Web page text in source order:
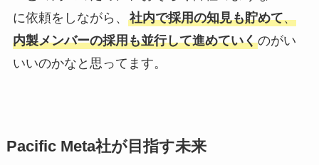
に依頼をしながら、 社内で採用の知見も貯めて、
内製メンバーの採用も並行して進めていくのがい
いいのかなと思ってます。
Pacific Meta社が目指す未来